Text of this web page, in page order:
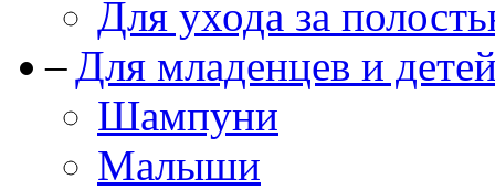
Для ухода за
Для младенцев и
Шампуни
Малыши